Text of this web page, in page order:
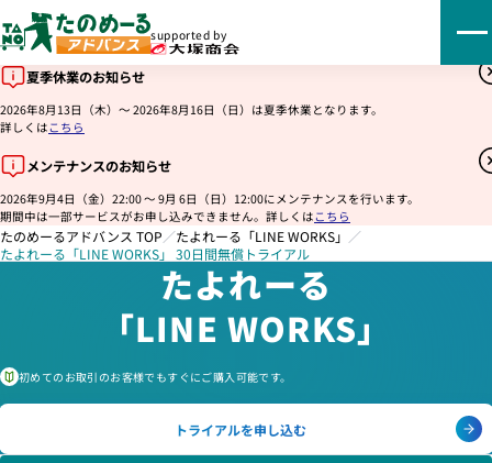
supported by
夏季休業のお知らせ
2026年8月13日（木）～ 2026年8月16日（日）は夏季休業となります。
詳しくはこちら
メンテナンスのお知らせ
2026年9月4日（金）22:00 ～ 9月 6日（日）12:00にメンテナンスを行います。
期間中は一部サービスがお申し込みできません。詳しくはこちら
たのめーるアドバンス TOP／たよれーる「LINE WORKS」 ／
たよれーる「LINE WORKS」 30日間無償トライアル
たよれーる
「LINE WORKS」
初めてのお取引のお客様でもすぐにご購入可能です。
トライアルを申し込む